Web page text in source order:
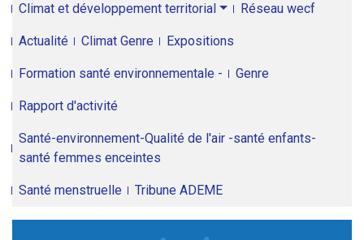
Climat et développement territorial Réseau wecf
Actualité Climat Genre Expositions
Formation santé environnementale - Genre
Rapport d'activité
Santé-environnement-Qualité de l'air -santé enfants-
santé femmes enceintes
Santé menstruelle Tribune ADEME